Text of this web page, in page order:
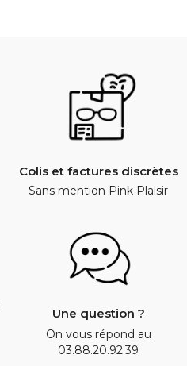
Colis et factures discrètes
Sans mention Pink Plaisir
Une question ?
On vous répond au
03.88.20.92.39